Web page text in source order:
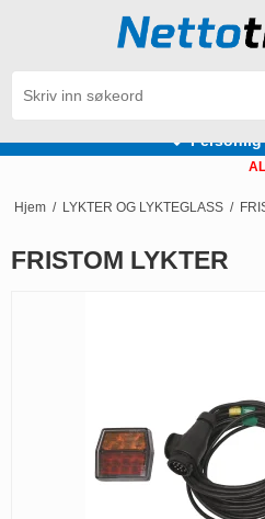
Personlig
Hjem / LYKTER OG LYKTEGLASS /
FRISTOM LYKTER